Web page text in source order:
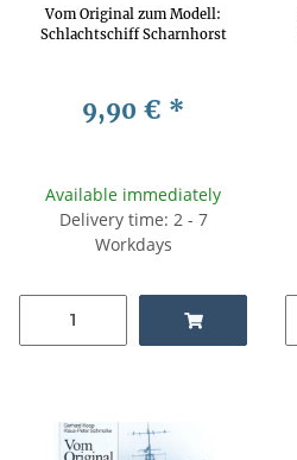
Vom Original zum Modell:
Schlachtschiff Scharnhorst
9,90 € *
Available immediately
Delivery time: 2 - 7
Workdays